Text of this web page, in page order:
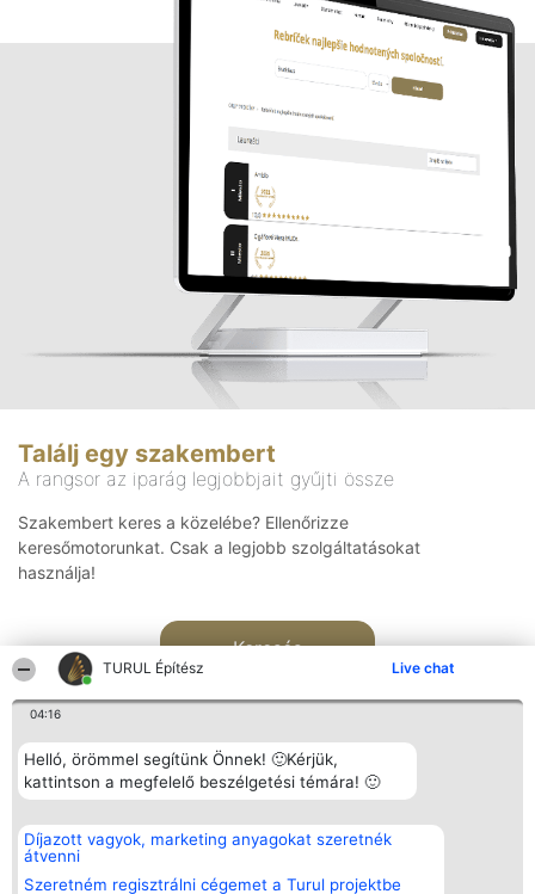
TURUL Építész Live chat
04:16
Helló, örömmel segítünk Önnek! 🙂Kérjük,
kattintson a megfelelő beszélgetési témára! 🙂
Díjazott vagyok, marketing anyagokat szeretnék
átvenni
Szeretném regisztrálni cégemet a Turul projektbe
Találj egy szakembert
A rangsor az iparág legjobbjait gyűjti össze
Szakembert keres a közelébe? Ellenőrizze
keresőmotorunkat. Csak a legjobb szolgáltatásokat
használja!
Keresés
Rangsorszervező
SC Beautiful Company S.R.L.
Bulevardul Aleea Timișul De
Sus Nr. 2, Bl. A30, Sc. A, Et.
Népszavazás
Nyertesek
Elérhetőség
Elérhetőség